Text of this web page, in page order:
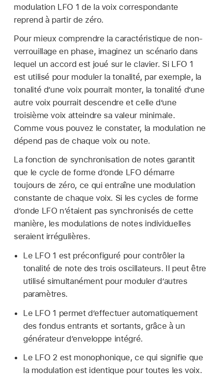
modulation LFO 1 de la voix correspondante
reprend à partir de zéro.
Pour mieux comprendre la caractéristique de non-
verrouillage en phase, imaginez un scénario dans
lequel un accord est joué sur le clavier. Si LFO 1
est utilisé pour moduler la tonalité, par exemple, la
tonalité d’une voix pourrait monter, la tonalité d’une
autre voix pourrait descendre et celle d’une
troisième voix atteindre sa valeur minimale.
Comme vous pouvez le constater, la modulation ne
dépend pas de chaque voix ou note.
La fonction de synchronisation de notes garantit
que le cycle de forme d’onde LFO démarre
toujours de zéro, ce qui entraîne une modulation
constante de chaque voix. Si les cycles de forme
d’onde LFO n’étaient pas synchronisés de cette
manière, les modulations de notes individuelles
seraient irrégulières.
Le LFO 1 est préconfiguré pour contrôler la
tonalité de note des trois oscillateurs. Il peut être
utilisé simultanément pour moduler d’autres
paramètres.
Le LFO 1 permet d’effectuer automatiquement
des fondus entrants et sortants, grâce à un
générateur d’enveloppe intégré.
Le LFO 2 est monophonique, ce qui signifie que
la modulation est identique pour toutes les voix.